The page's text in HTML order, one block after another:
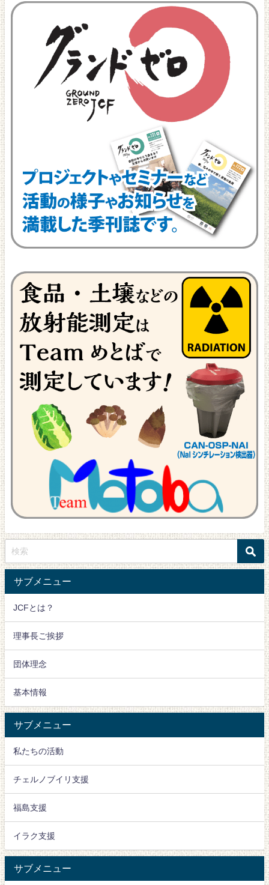
サブメニュー
JCFとは？
理事長ご挨拶
団体理念
基本情報
サブメニュー
私たちの活動
チェルノブイリ支援
福島支援
イラク支援
サブメニュー